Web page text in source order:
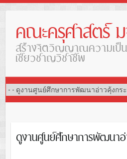
คณะครุศาสตร์ ม
สร้างจิตวิญญาณความเป็
เชี่ยวชาญวิชาชีพ
ดูงานศูนย์ศึกษาการพัฒนาอ่